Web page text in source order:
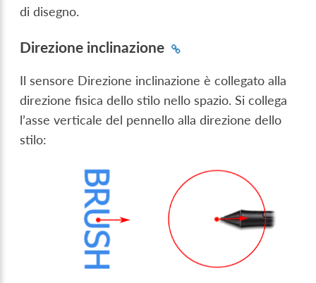
di disegno.
Direzione inclinazione
Il sensore Direzione inclinazione è collegato alla
direzione fisica dello stilo nello spazio. Si collega
l’asse verticale del pennello alla direzione dello
stilo: